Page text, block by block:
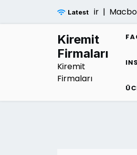
Latest
Belirtileri Nelerdir |
Kiremit
Firmaları
Kiremit
Firmaları